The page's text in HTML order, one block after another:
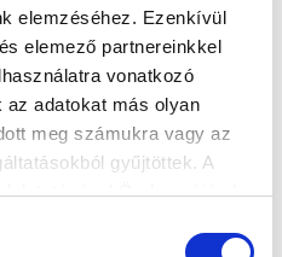
elemzéséhez. Ezenkívül
elemező partnereinkkel
vonatkozó
az adatokat más olyan
meg számukra vagy az
gyűjtöttek. A
Ön hozzájárul a
A KANADAI
19 tétmérkőzésünk
játékosokra